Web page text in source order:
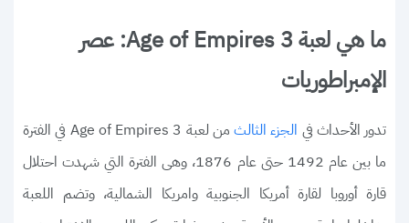
ما هي لعبة Age of Empires 3: عصر
الإمبراطوريات
تدور الأحداث في الجزء الثالث
من لعبة Age of Empires 3 في الفترة
ما بين عام 1492 حتى عام 1876، وهى الفترة التي شهدت احتلال
قارة أوروبا لقارة أمريكا الجنوبية وامريكا الشمالية، وتضم اللعبة